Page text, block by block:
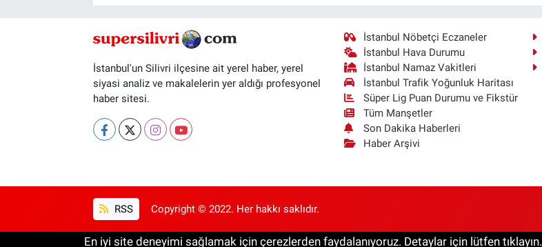
İstanbul'un Silivri ilçesine ait yerel haber, yerel
siyasi analiz ve makalelerin yer aldığı profesyonel
haber sitesi.
İstanbul Nöbetçi Eczaneler
İstanbul Hava Durumu
İstanbul Namaz Vakitleri
İstanbul Trafik Yoğunluk Haritası
Süper Lig Puan Durumu ve Fikstür
Tüm Manşetler
Son Dakika Haberleri
Haber Arşivi
RSS Copyright © 2022. Her hakkı saklıdır.
En iyi site deneyimi sağlamak için çerezlerden faydalanıyoruz. Detaylar için lütfen tıklayın.